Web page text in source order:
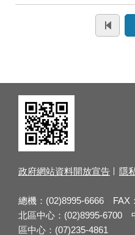
政府網站資料開放宣告 隱
總機：(02)8995-6666 FAX
北區中心：(02)8995-6700
區中心：(07)235-4861